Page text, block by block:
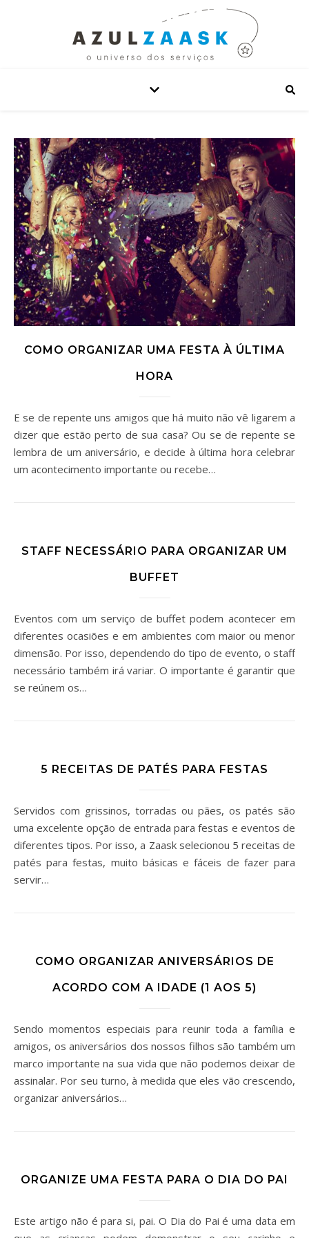
COMO ORGANIZAR UMA FESTA À ÚLTIMA
HORA
E se de repente uns amigos que há muito não vê ligarem a
dizer que estão perto de sua casa? Ou se de repente se
lembra de um aniversário, e decide à última hora celebrar
um acontecimento importante ou recebe…
STAFF NECESSÁRIO PARA ORGANIZAR UM
BUFFET
Eventos com um serviço de buffet podem acontecer em
diferentes ocasiões e em ambientes com maior ou menor
dimensão. Por isso, dependendo do tipo de evento, o staff
necessário também irá variar. O importante é garantir que
se reúnem os…
5 RECEITAS DE PATÉS PARA FESTAS
Servidos com grissinos, torradas ou pães, os patés são
uma excelente opção de entrada para festas e eventos de
diferentes tipos. Por isso, a Zaask selecionou 5 receitas de
patés para festas, muito básicas e fáceis de fazer para
servir…
COMO ORGANIZAR ANIVERSÁRIOS DE
ACORDO COM A IDADE (1 AOS 5)
Sendo momentos especiais para reunir toda a família e
amigos, os aniversários dos nossos filhos são também um
marco importante na sua vida que não podemos deixar de
assinalar. Por seu turno, à medida que eles vão crescendo,
organizar aniversários…
ORGANIZE UMA FESTA PARA O DIA DO PAI
Este artigo não é para si, pai. O Dia do Pai é uma data em